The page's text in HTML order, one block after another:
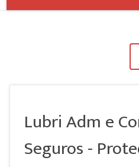
Lubri Adm e
Seguros -